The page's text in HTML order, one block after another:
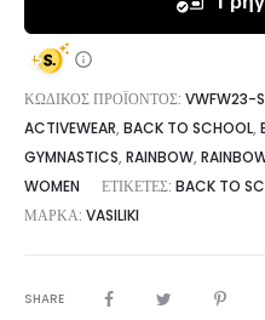
ΚΩΔΙΚΌΣ ΠΡΟΪΌΝΤΟΣ: VWFW23-
ACTIVEWEAR, BACK TO SCHOOL,
GYMNASTICS, RAINBOW,
WOMEN
ΕΤΙΚΈΤΕΣ: BACK TO
ΜΆΡΚΑ: VASILIKI
SHARE